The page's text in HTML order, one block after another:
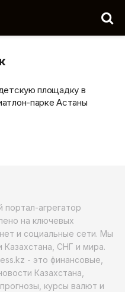
площадку в
парке Астаны
портал-агрегатор
на ключевых
и социальные сети. Мы
Казахстана, СНГ и мира.
- это финансовые,
Казахстана,
курсы валют и